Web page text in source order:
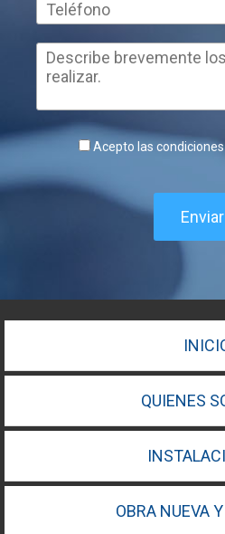
Acepto las
Enviar
QUIENES
OBRA NUEVA